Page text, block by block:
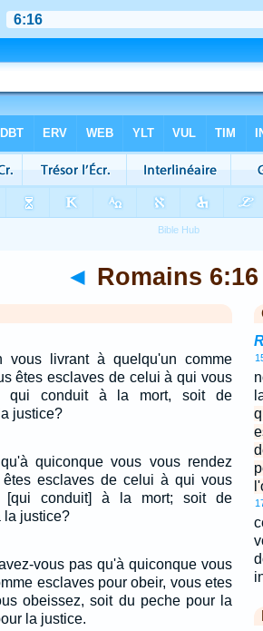
◄ Romains 6:16
vous livrant à quelqu'un comme
êtes esclaves de celui à qui vous
qui conduit à la mort, soit de
justice?
quiconque vous vous rendez
esclaves de celui à qui vous
[qui conduit] à la mort; soit de
la justice?
vous pas qu'à quiconque vous
esclaves pour obeir, vous etes
obeissez, soit du peche pour la
la justice.